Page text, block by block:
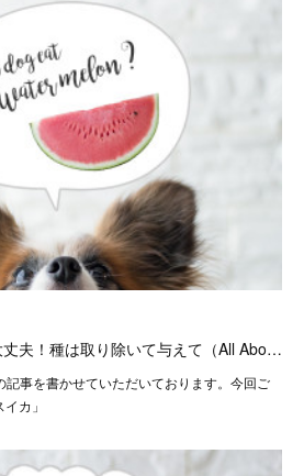
夫！種は取り除いて与えて（All Abo…
事を書かせていただいております。今回ご
カ」